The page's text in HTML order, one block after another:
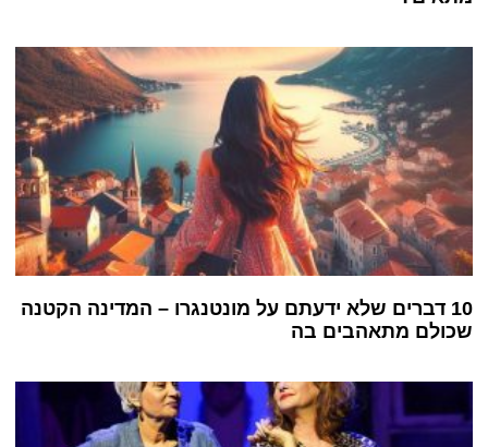
10 דברים שלא ידעתם על מונטנגרו – המדינה הקטנה
שכולם מתאהבים בה